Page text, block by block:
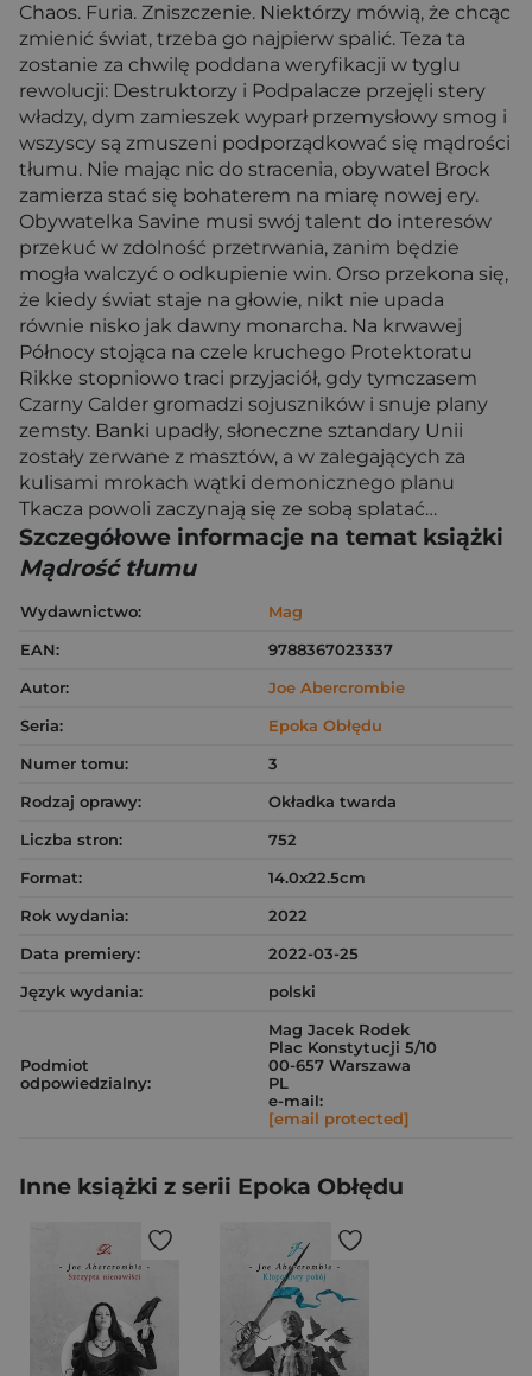
Chaos. Furia. Zniszczenie. Niektórzy mówią, że chcąc
zmienić świat, trzeba go najpierw spalić. Teza ta
zostanie za chwilę poddana weryfikacji w tyglu
rewolucji: Destruktorzy i Podpalacze przejęli stery
władzy, dym zamieszek wyparł przemysłowy smog i
wszyscy są zmuszeni podporządkować się mądrości
tłumu. Nie mając nic do stracenia, obywatel Brock
zamierza stać się bohaterem na miarę nowej ery.
Obywatelka Savine musi swój talent do interesów
przekuć w zdolność przetrwania, zanim będzie
mogła walczyć o odkupienie win. Orso przekona się,
że kiedy świat staje na głowie, nikt nie upada
równie nisko jak dawny monarcha. Na krwawej
Północy stojąca na czele kruchego Protektoratu
Rikke stopniowo traci przyjaciół, gdy tymczasem
Czarny Calder gromadzi sojuszników i snuje plany
zemsty. Banki upadły, słoneczne sztandary Unii
zostały zerwane z masztów, a w zalegających za
kulisami mrokach wątki demonicznego planu
Tkacza powoli zaczynają się ze sobą splatać…
Szczegółowe informacje na temat książki
Mądrość tłumu
Wydawnictwo:
Mag
EAN:
9788367023337
Autor:
Joe Abercrombie
Seria:
Epoka Obłędu
Numer tomu:
3
Rodzaj oprawy:
Okładka twarda
Liczba stron:
752
Format:
14.0x22.5cm
Rok wydania:
2022
Data premiery:
2022-03-25
Język wydania:
polski
Podmiot
odpowiedzialny:
Mag Jacek Rodek
Plac Konstytucji 5/10
00-657 Warszawa
PL
e-mail:
[email protected]
Inne książki z serii Epoka Obłędu